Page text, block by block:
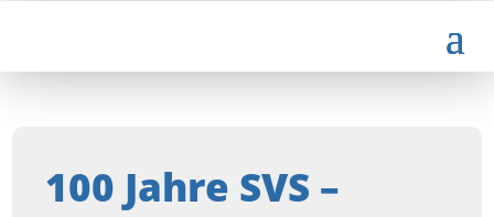
100 Jahre SVS –